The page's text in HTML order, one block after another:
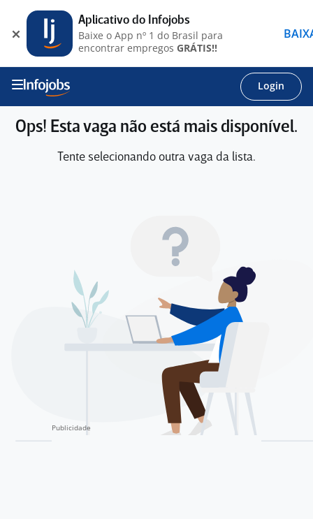
Login
Ops! Esta vaga não está mais disponível.
Tente selecionando outra vaga da lista.
Aplicativo do Infojobs
Baixe o App nº 1 do Brasil para
encontrar empregos GRÁTIS!!